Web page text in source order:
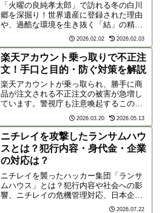
「火曜の良純孝太郎」で訪れる冬の白川
郷を深掘り！世界遺産に登録された理由
や、過酷な環境を生き抜く「結」の精
神、養蚕などの歴史、絶品グルメまでご
紹介。石原良純＆小泉孝太郎コンビと巡
る“生きた世界遺産”の魅力を、番組の予
習・復習としてチェック！
2026.02.02 2026.02.03
楽天アカウント乗っ取りで不正注
文！手口と目的・防ぐ対策を解説
楽天アカウントが乗っ取られ、勝手に商
品が注文される不正注文の被害が急増し
ています。警視庁も注意喚起するこの事
件、犯人の目的や巧妙な手口とは？被害
を未然に防ぐための具体的な対策を徹底
解説します。大切な個人情報を守るため
に必見です。
2026.03.20 2026.05.13
ニチレイを攻撃したランサムハウ
スとは？犯行内容・身代金・企業
の対応は？
ニチレイを襲ったハッカー集団「ランサ
ムハウス」とは？犯行内容や社会への影
響、ニチレイの危機管理対応、日本企業
の身代金支払いの実態までわかりやすく
2026.07.22